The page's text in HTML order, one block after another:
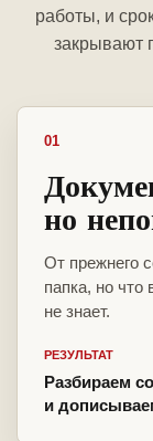
работы, и
закрывают
01
но
От прежнего
папка, но что
не знает.
РЕЗУЛЬТАТ
Разбираем
и